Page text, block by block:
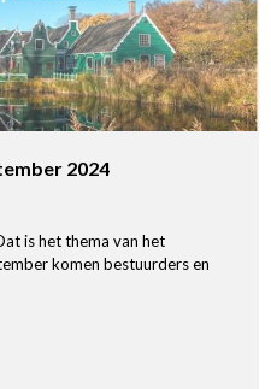
2024
is het thema van het
komen bestuurders en